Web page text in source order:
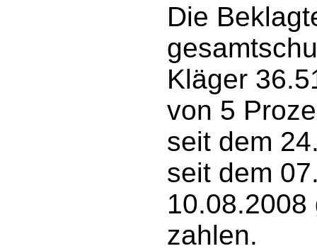
Die
Kläger
von 5
seit dem
seit dem
zahlen.